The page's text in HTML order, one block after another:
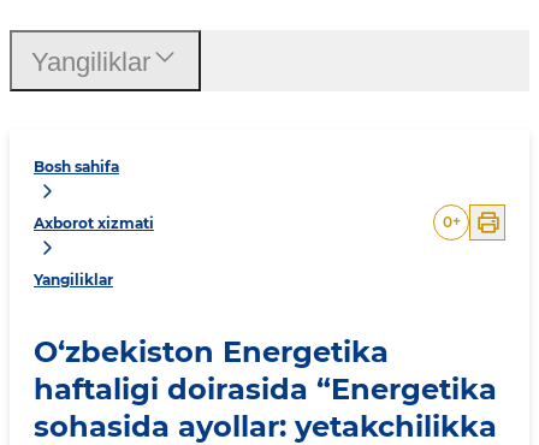
Bosh sahifa
Axborot xizmati
Yangiliklar
0+
O‘zbekiston Energetika
haftaligi doirasida “Energetika
sohasida ayollar: yetakchilikka
Yangiliklar